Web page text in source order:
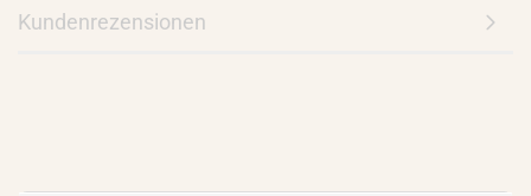
Kundenrezensionen